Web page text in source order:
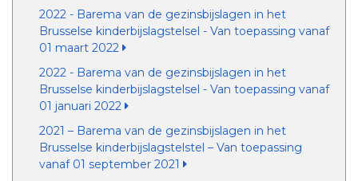
2022 - Barema van de gezinsbijslagen in het
Brusselse kinderbijslagstelsel - Van toepassing vanaf
01 maart 2022
2022 - Barema van de gezinsbijslagen in het
Brusselse kinderbijslagstelsel - Van toepassing vanaf
01 januari 2022
2021 – Barema van de gezinsbijslagen in het
Brusselse kinderbijslagstelstel – Van toepassing
vanaf 01 september 2021